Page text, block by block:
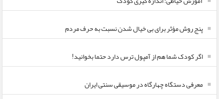
پنج روش مؤثر برای بی خیال شدن نسبت به حرف مردم
اگر کودک شما هم از آمپول ترس دارد حتما بخوانید!
معرفی دستگاه چهارگاه در موسیقی سنتی ایران